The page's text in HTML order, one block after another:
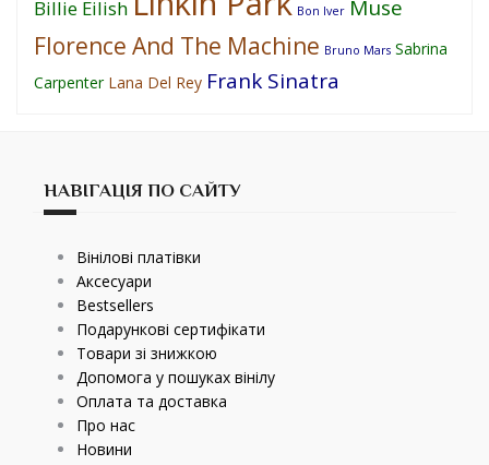
Billie Eilish Bon Iver Muse
Florence And The Machine Bruno Mars Sabrina
Carpenter Lana Del Rey Frank Sinatra
НАВІГАЦІЯ ПО САЙТУ
Вінілові платівки
Аксесуари
Bestsellers
Подарункові сертифікати
Товари зі знижкою
Допомога у пошуках вінілу
Оплата та доставка
Про нас
Новини